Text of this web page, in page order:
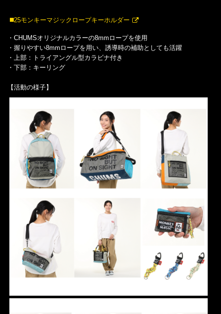
◼️25モンキーマジックロープキーホルダー
・CHUMSオリジナルカラーの8mmロープを使用
・握りやすい8mmロープを用い、誘導時の補助としても活躍
・上部：トライアングル型カラビナ付き
・下部：キーリング
【活動の様子】